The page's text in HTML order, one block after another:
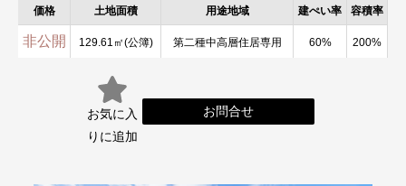
価格 土地面積 用途地域 建ぺい率 容積率
非公開 129.61㎡(公簿) 第二種中高層住居専用 60% 200%
お気に入
りに追加
お問合せ